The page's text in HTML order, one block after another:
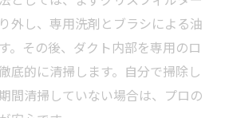
外し、専用洗剤とブラシによる油
。その後、ダクト内部を専用のロ
底的に清掃します。自分で掃除し
間清掃していない場合は、プロの